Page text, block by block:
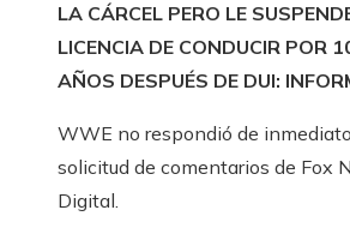
LA CÁRCEL PERO LE
LICENCIA DE CONDUCIR POR
AÑOS DESPUÉS DE DUI:
WWE no respondió de
solicitud de comentarios de Fox
Digital.